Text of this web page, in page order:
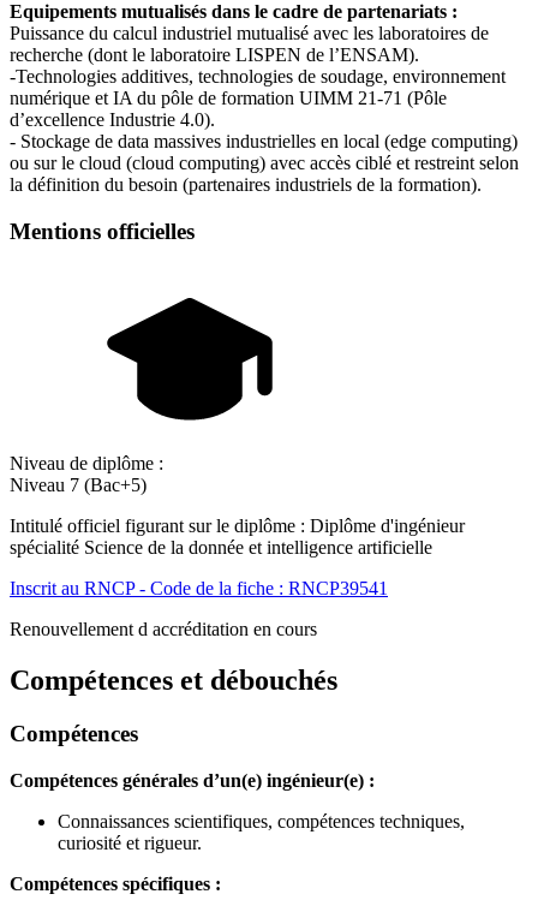
Equipements mutualisés dans le cadre de partenariats :
Puissance du calcul industriel mutualisé avec les laboratoires de
recherche (dont le laboratoire LISPEN de l’ENSAM).
-Technologies additives, technologies de soudage, environnement
numérique et IA du pôle de formation UIMM 21-71 (Pôle
d’excellence Industrie 4.0).
- Stockage de data massives industrielles en local (edge computing)
ou sur le cloud (cloud computing) avec accès ciblé et restreint selon
la définition du besoin (partenaires industriels de la formation).
Mentions officielles
Niveau de diplôme :
Niveau 7 (Bac+5)
Intitulé officiel figurant sur le diplôme : Diplôme d'ingénieur
spécialité Science de la donnée et intelligence artificielle
Inscrit au RNCP - Code de la fiche : RNCP39541
Renouvellement d accréditation en cours
Compétences et débouchés
Compétences
Compétences générales d’un(e) ingénieur(e) :
Connaissances scientifiques, compétences techniques,
curiosité et rigueur.
Compétences spécifiques :